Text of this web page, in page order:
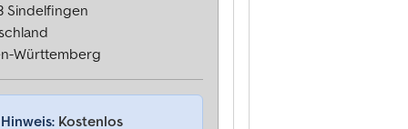
Sindelfingen
Württemberg
Kostenlos